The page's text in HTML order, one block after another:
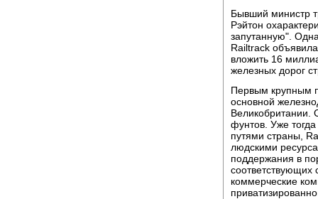
Бывший министр
Рэйтон
запутанную".
Railtrack
вложить 16
железных дорог
Первым крупным
основной
Великобритании.
фунтов. Уже
путями страны,
людскими
поддержания в
соответствующих
коммерческие